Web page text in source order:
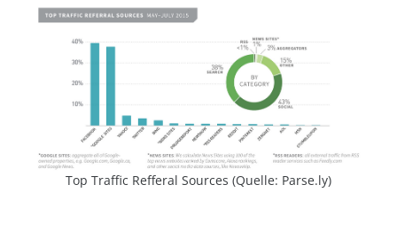
Top Traffic Refferal Sources (Quelle: Parse.ly)